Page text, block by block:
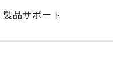
製品サポート